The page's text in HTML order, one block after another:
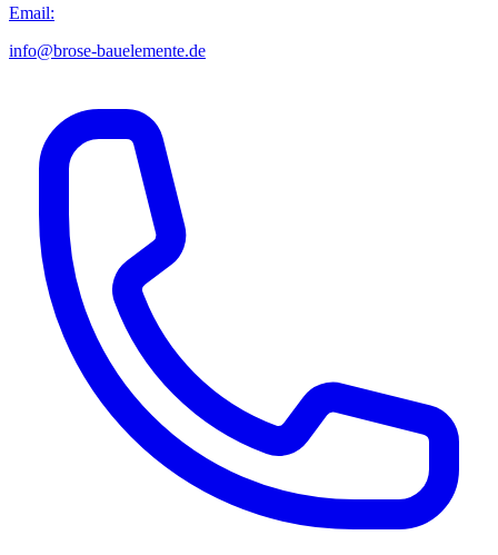
Email:
info@brose-bauelemente.de